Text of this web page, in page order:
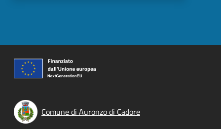
Comune di Auronzo di Cadore